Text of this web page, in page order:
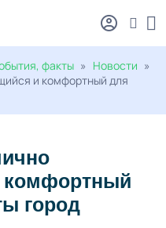
факты » Новости »
и комфортный для
комфортный
город